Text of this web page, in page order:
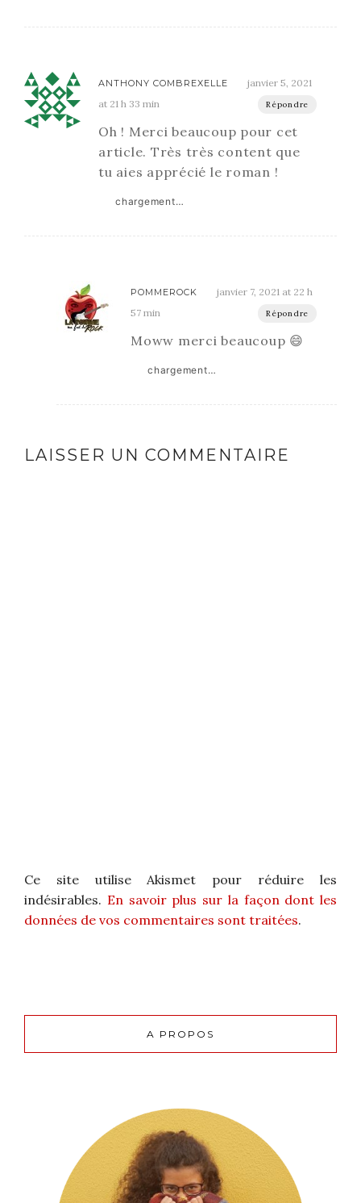
ANTHONY COMBREXELLE
janvier 5, 2021
at 21 h 33 min
Répondre
Oh ! Merci beaucoup pour cet
article. Très très content que
tu aies apprécié le roman !
chargement…
POMMEROCK
janvier 7, 2021 at 22 h
57 min
Répondre
Moww merci beaucoup 😄
chargement…
LAISSER UN COMMENTAIRE
Ce site utilise Akismet pour réduire les
indésirables. En savoir plus sur la façon dont les
données de vos commentaires sont traitées.
A PROPOS